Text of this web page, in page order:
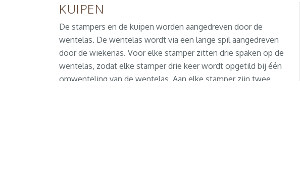
KUIPEN
De stampers en de kuipen worden aangedreven door de
wentelas. De wentelas wordt via een lange spil aangedreven
door de wiekenas. Voor elke stamper zitten drie spaken op de
wentelas, zodat elke stamper drie keer wordt opgetild bij één
omwenteling van de wentelas. Aan elke stamper zijn twee